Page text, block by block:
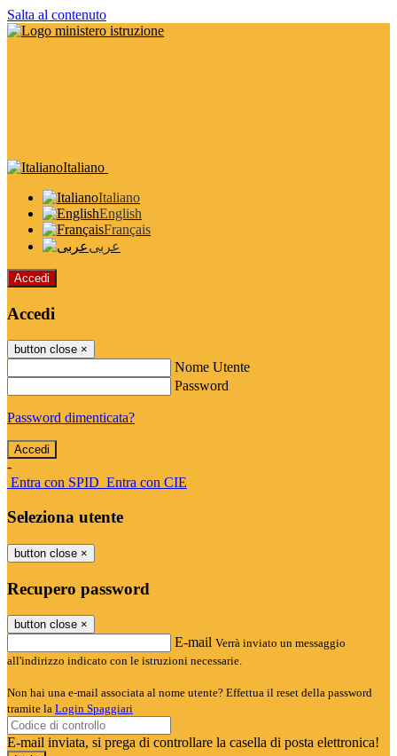
Salta al contenuto
Italiano
Italiano
English
Français
عربى
Accedi
Accedi
button close ×
Nome Utente
Password
Password dimenticata?
-
Entra con SPID Entra con CIE
Seleziona utente
button close ×
Recupero password
button close ×
E-mail Verrà inviato un messaggio
all'indirizzo indicato con le istruzioni necessarie.
Non hai una e-mail associata al nome utente? Effettua il reset della password
tramite la Login Spaggiari
E-mail inviata, si prega di controllare la casella di posta elettronica!